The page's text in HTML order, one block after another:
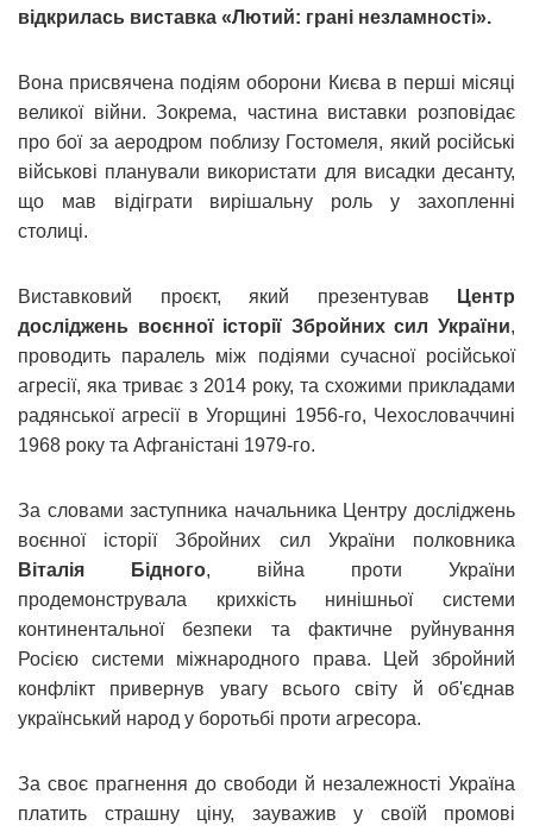
відкрилась виставка «Лютий: грані незламності».
Вона присвячена подіям оборони Києва в перші місяці
великої війни. Зокрема, частина виставки розповідає
про бої за аеродром поблизу Гостомеля, який російські
військові планували використати для висадки десанту,
що мав відіграти вирішальну роль у захопленні
столиці.
Виставковий проєкт, який презентував
Центр
досліджень воєнної історії Збройних сил України,
проводить паралель між подіями сучасної російської
агресії, яка триває з 2014 року, та схожими прикладами
радянської агресії в Угорщині 1956-го, Чехословаччині
1968 року та Афганістані 1979-го.
За словами заступника начальника Центру досліджень
воєнної історії Збройних сил України полковника
Віталія Бідного, війна проти України
продемонструвала крихкість нинішньої системи
континентальної безпеки та фактичне руйнування
Росією системи міжнародного права. Цей збройний
конфлікт привернув увагу всього світу й об'єднав
український народ у боротьбі проти агресора.
За своє прагнення до свободи й незалежності Україна
платить страшну ціну, зауважив у своїй промові